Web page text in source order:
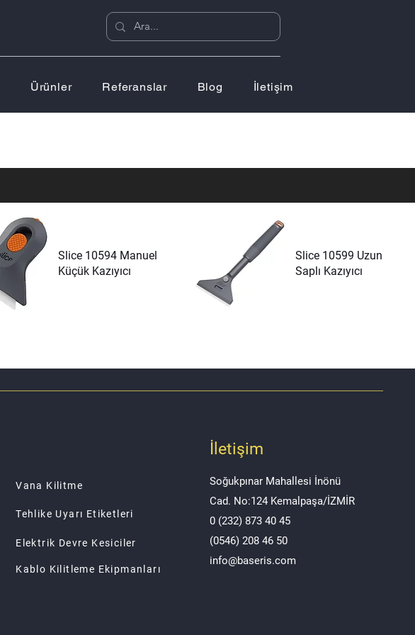
Ürünler Referanslar Blog İletişim
Slice 10594 Manuel
Küçük Kazıyıcı
Slice 10599 Uzun
Saplı Kazıyıcı
Vana Kilitme
Tehlike Uyarı Etiketleri
Elektrik Devre Kesiciler
Kablo Kilitleme Ekipmanları
İletişim
Soğukpınar Mahallesi İnönü
Cad. No:124 Kemalpaşa/İZMİR
0 (232) 87340 45
(0546) 208 46 50
info@baseris.com